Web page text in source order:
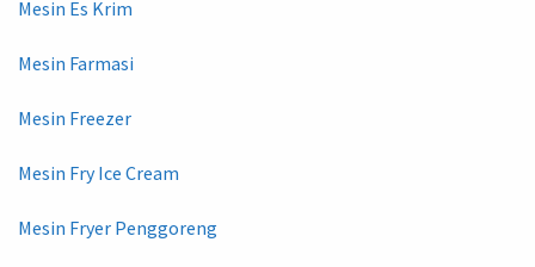
Mesin Es Krim
Mesin Farmasi
Mesin Freezer
Mesin Fry Ice Cream
Mesin Fryer Penggoreng